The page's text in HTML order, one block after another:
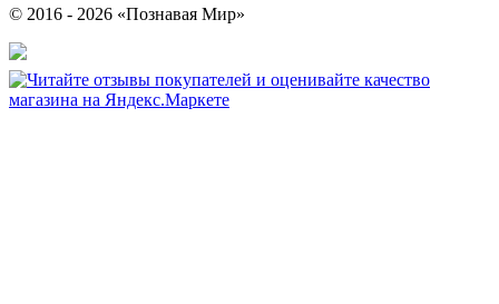
© 2016 - 2026 «Познавая Мир»